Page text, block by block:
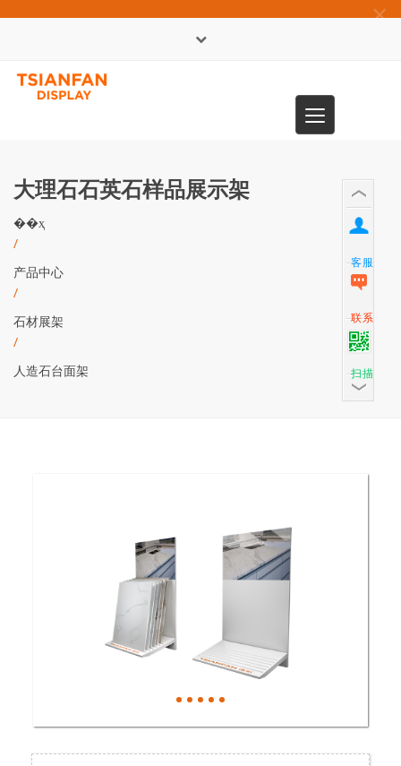
×
Toggle
navigation
大理石石英石样品展示架
��ҳ
/
产品中心
/
石材展架
/
人造石台面架
客服
联系
扫描